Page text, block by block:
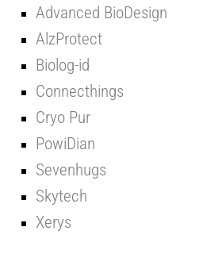
Advanced BioDesign
AlzProtect
Biolog-id
Connecthings
Cryo Pur
PowiDian
Sevenhugs
Skytech
Xerys